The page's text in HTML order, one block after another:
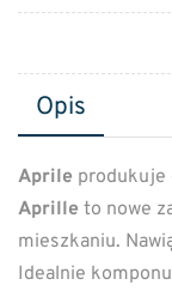
Opis
Aprile produkuje
Aprille to nowe
mieszkaniu.
Idealnie